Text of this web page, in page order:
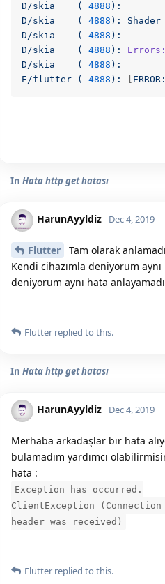
D/skia
( 4888 ):
D/skia
( 4888 ): Shader
D/skia
( 4888 ):
D/skia
( 4888 ):
Errors:
D/skia
( 4888 ):
E/flutter
( 4888 ):
In Hata http get hatası
HarunAyyldiz Dec 4, 2019
Flutter
Tam olarak
Kendi cihazımla deniyorum
deniyorum aynı hata
Flutter replied to this.
In Hata http get hatası
HarunAyyldiz Dec 4, 2019
Merhaba arkadaşlar bir hata
bulamadım yardımcı
hata :
Exception has occurred.
ClientException
header was received)
Flutter replied to this.